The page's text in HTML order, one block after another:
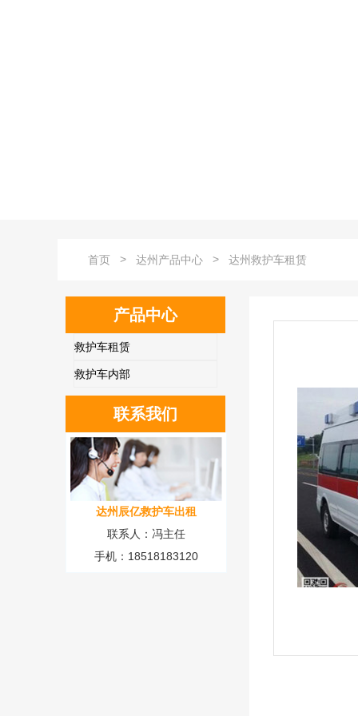
首页 > 达州产品中心 > 达州救护车租赁
产品中心
救护车内部
救护车租赁
联系我们
达州辰亿救护车出租
联系人：冯主任
手机：18518183120